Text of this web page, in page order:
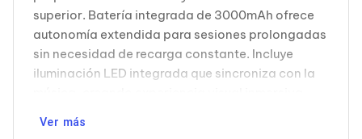
Discos Duros para Videovigilancia
Discos Duros para Servidores
Accesorios para SSD
Gabinetes para SSD
Almacenamiento MSA
Monitores
superior. Batería integrada de 3000mAh ofrece
autonomía extendida para sesiones prolongadas
sin necesidad de recarga constante. Incluye
iluminación LED integrada que sincroniza con la
Ver más